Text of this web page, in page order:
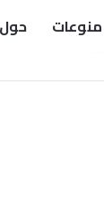
منوعات